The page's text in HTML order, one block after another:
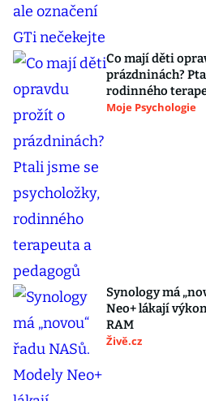
Co mají děti
prázdninách?
rodinného
Moje Psychologie
Synology má
Neo+ lákají
RAM
Živě.cz